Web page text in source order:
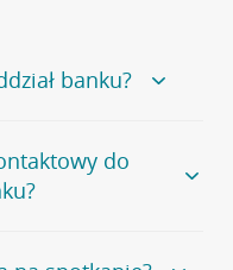
banku?
zapraszamy na
znajduje się
do
ogólnego numeru